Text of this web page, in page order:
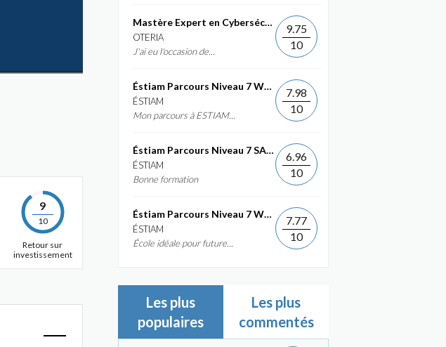
9
10
Retour sur
investissement
Mastère Expert en Cybersécurité
OTERIA
J'ai eu l'occasion de...
9.75
10
Éstiam Parcours Niveau 7 Web &...
ÉSTIAM
Mon parcours à ESTIAM...
7.98
10
Éstiam Parcours Niveau 7 SAP ERP...
ÉSTIAM
Bonne formation
6.96
10
Éstiam Parcours Niveau 7 Web &...
ÉSTIAM
École idéale pour future...
7.77
10
Les plus
populaires
Les plus
commentés